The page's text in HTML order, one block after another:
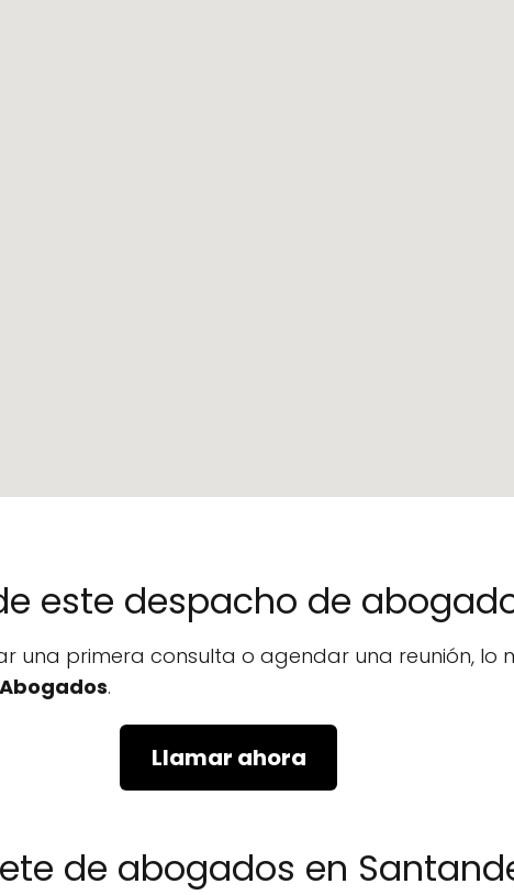
este despacho de
una primera consulta o agendar una reunión, lo
.
Llamar ahora
de abogados en